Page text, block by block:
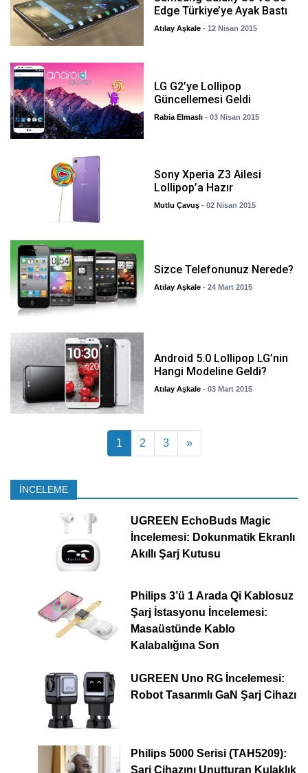
Edge Türkiye’ye Ayak Bastı
Atılay Aşkale - 12 Nisan 2015
LG G2’ye Lollipop
Güncellemesi Geldi
Rabia Elmaslı - 03 Nisan 2015
Sony Xperia Z3 Ailesi
Lollipop’a Hazır
Mutlu Çavuş - 02 Nisan 2015
Sizce Telefonunuz Nerede?
Atılay Aşkale - 24 Mart 2015
Android 5.0 Lollipop LG’nin
Hangi Modeline Geldi?
Atılay Aşkale - 03 Mart 2015
Yazı dolaşımı
1 2 3 »
İNCELEME
UGREEN EchoBuds Magic
İncelemesi: Dokunmatik Ekranlı
Akıllı Şarj Kutusu
Philips 3’ü 1 Arada Qi Kablosuz
Şarj İstasyonu İncelemesi:
Masaüstünde Kablo
Kalabalığına Son
UGREEN Uno RG İncelemesi:
Robot Tasarımlı GaN Şarj Cihazı
Philips 5000 Serisi (TAH5209):
Şarj Cihazını Unutturan Kulaklık